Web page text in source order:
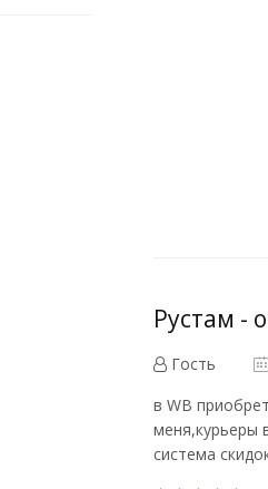
Рустам -
Гость
в WB
меня,курьеры
система